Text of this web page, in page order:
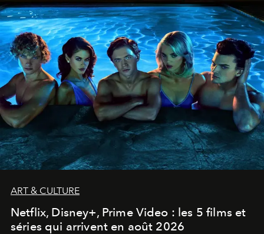
ART & CULTURE
Netflix, Disney+, Prime Video : les 5 films et
séries qui arrivent en août 2026